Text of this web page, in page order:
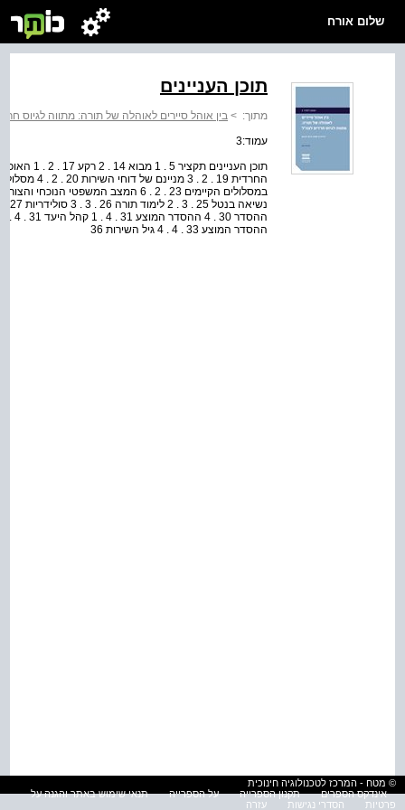
שלום אורח
תוכן העניינים
מתוך: > בין אוהל סיירים לאוהלה של תורה: מתווה לגיוס
עמוד:3
ההסדר המוצע 33 . 4 . 4 גיל השירות 36
© מטח - המרכז לטכנולוגיה חינוכית
אינדקס הספרים
תקנון הספרייה על הספרייה
תנאי שימוש באתר והגנה על
פרטיות
הסדרי נגישות עזרה